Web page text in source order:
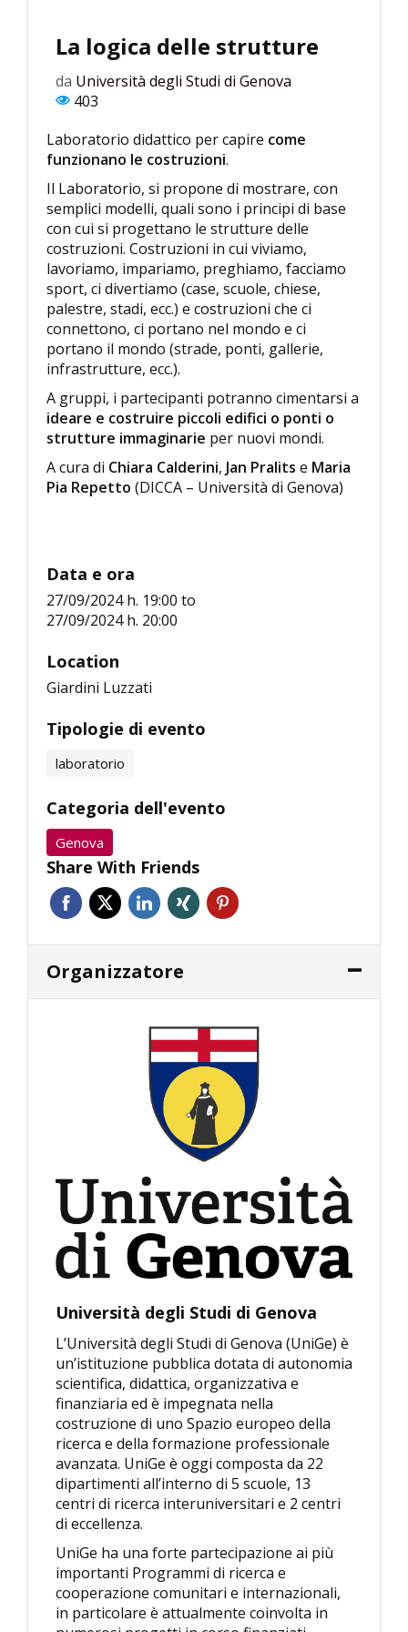
La logica delle strutture
da Università degli Studi di Genova
403
Laboratorio didattico per capire come
funzionano le costruzioni.
Il Laboratorio, si propone di mostrare, con
semplici modelli, quali sono i principi di base
con cui si progettano le strutture delle
costruzioni. Costruzioni in cui viviamo,
lavoriamo, impariamo, preghiamo, facciamo
sport, ci divertiamo (case, scuole, chiese,
palestre, stadi, ecc.) e costruzioni che ci
connettono, ci portano nel mondo e ci
portano il mondo (strade, ponti, gallerie,
infrastrutture, ecc.).
A gruppi, i partecipanti potranno cimentarsi a
ideare e costruire piccoli edifici o ponti o
strutture immaginarie per nuovi mondi.
A cura di Chiara Calderini, Jan Pralits e Maria
Pia Repetto (DICCA – Università di Genova)
Data e ora
27/09/2024 h. 19:00 to
27/09/2024 h. 20:00
Location
Giardini Luzzati
Tipologie di evento
laboratorio
Categoria dell'evento
Genova
Share With Friends
Organizzatore
Università degli Studi di Genova
L’Università degli Studi di Genova (UniGe) è
un’istituzione pubblica dotata di autonomia
scientifica, didattica, organizzativa e
finanziaria ed è impegnata nella
costruzione di uno Spazio europeo della
ricerca e della formazione professionale
avanzata. UniGe è oggi composta da 22
dipartimenti all’interno di 5 scuole, 13
centri di ricerca interuniversitari e 2 centri
di eccellenza.
UniGe ha una forte partecipazione ai più
importanti Programmi di ricerca e
cooperazione comunitari e internazionali,
in particolare è attualmente coinvolta in